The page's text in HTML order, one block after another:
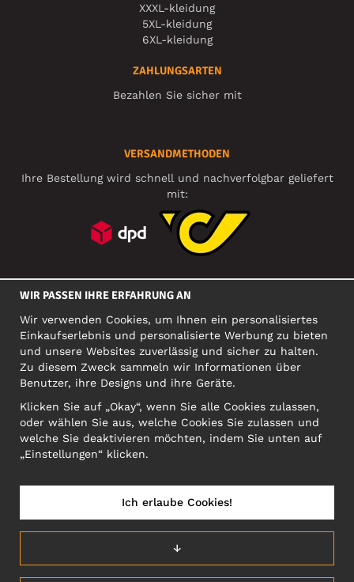
XXXL-kleidung
5XL-kleidung
6XL-kleidung
ZAHLUNGSARTEN
Bezahlen Sie sicher mit
VERSANDMETHODEN
Ihre Bestellung wird schnell und nachverfolgbar geliefert
mit:
SOZIALE MEDIEN
FIRMA
Motley Denim Europe OÜ
Narva mnt 5, EE-10117 Tallinn
Org: 12356245, VAT: EE101578318
ACHTUNG! Produktrücksendungen nicht an diese Adresse
schicken!
ÖSTERREICH/DEUTSCH (AT)
WIR PASSEN IHRE ERFAHRUNG AN
Wir verwenden Cookies, um Ihnen ein personalisiertes
Einkaufserlebnis und personalisierte Werbung zu bieten
und unsere Websites zuverlässig und sicher zu halten.
Zu diesem Zweck sammeln wir Informationen über
Benutzer, ihre Designs und ihre Geräte.
Klicken Sie auf „Okay“, wenn Sie alle Cookies zulassen,
oder wählen Sie aus, welche Cookies Sie zulassen und
welche Sie deaktivieren möchten, indem Sie unten auf
„Einstellungen“ klicken.
↓
Ich erlaube Cookies!